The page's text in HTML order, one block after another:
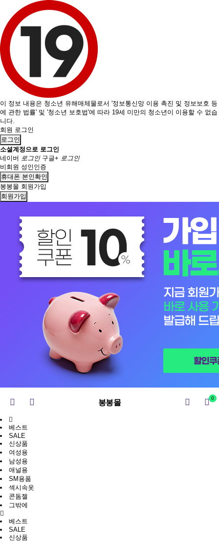
이 정보 내용은 청소년 유해매체물로서 '정보통신망 이용 촉진 및 정보보호 등
에 관한 법률' 및 '청소년 보호법'에 따라 19세 미만의 청소년이 이용할 수 없습
니다.
회원 로그인
로그인
소셜계정으로 로그인
네이버 로그인 구글+ 로그인
비회원 성인인증
휴대폰 본인확인
봉봉몰 회원가입
회원가입
봉봉몰 0
베스트
SALE
신상품
여성용
남성용
애널용
SM용품
섹시속옷
콘돔젤
그밖에
베스트
SALE
신상품